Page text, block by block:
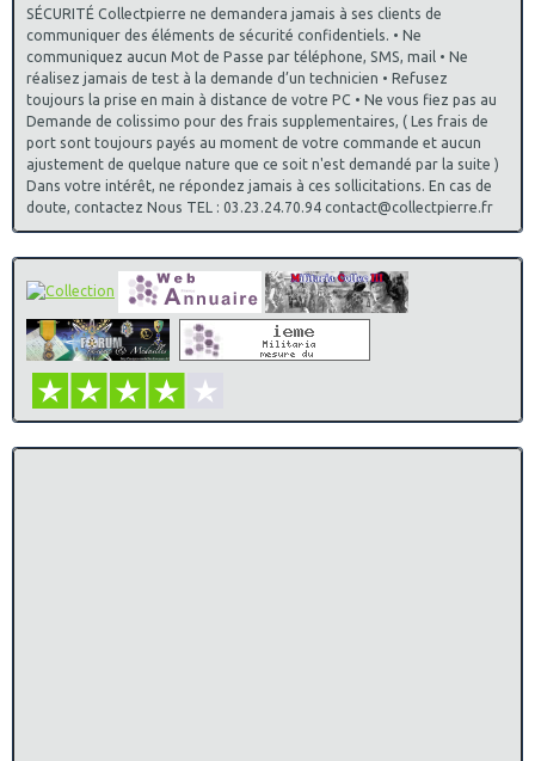
SÉCURITÉ Collectpierre ne demandera jamais à ses clients de
communiquer des éléments de sécurité confidentiels. • Ne
communiquez aucun Mot de Passe par téléphone, SMS, mail • Ne
réalisez jamais de test à la demande d’un technicien • Refusez
toujours la prise en main à distance de votre PC • Ne vous fiez pas au
Demande de colissimo pour des frais supplementaires, ( Les frais de
port sont toujours payés au moment de votre commande et aucun
ajustement de quelque nature que ce soit n'est demandé par la suite )
Dans votre intérêt, ne répondez jamais à ces sollicitations. En cas de
doute, contactez Nous TEL : 03.23.24.70.94 contact@collectpierre.fr